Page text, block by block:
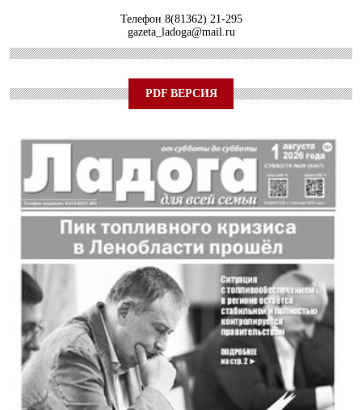
Новоселье в поселке Синявино
ОБЩЕСТВО
Скоро в школу!
24 ИЮЛЯ 2026
Спрашивали? Отвечаем!
04 АВГУСТА 2026
Телефон 8(81362) 21-295
gazeta_ladoga@mail.ru
PDF ВЕРСИЯ